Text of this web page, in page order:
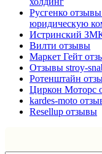
Русгенко
юридическую
Истринский
Вилти отзывы
Маркет Гейт
Отзывы stroy-
Ротенштайн
Циркон Моторс
kardes-moto
Resellup отзывы